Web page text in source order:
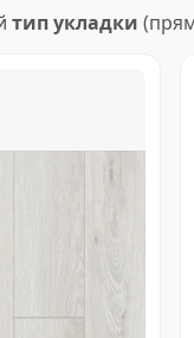
тип укладки